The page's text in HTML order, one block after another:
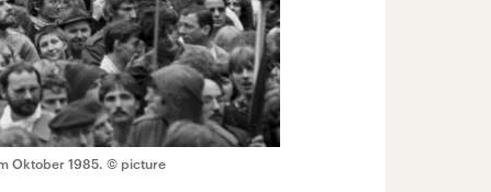
Oktober 1985. © picture